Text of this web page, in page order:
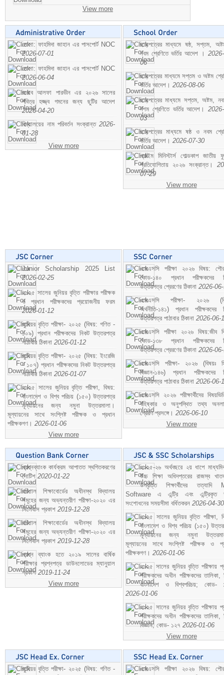
View more
মোসা: ফাহমিদা জাহান এর পাসপোর্ট NOC
2026-07-01
মোসা: ফাহমিদা জাহান এর পাসপোর্ট NOC
2026-06-04
জনাব আলফা পারভীন এর ২০২৬ সালের
পবিত্র হজ্জ্ব গমনের জন্য ছুটির আদেশ
2026-04-20
বিদ্যালয়ের নাম পরিবর্তন সংক্রান্ত 2026-
01-28
View more
ছাড়পত্রের মাধ্যমে ষষ্ঠ, সপ্তম,
নবম শ্রেণিতে ভর্তির আদেশ ।
06
ছাড়পত্রের মাধ্যমে সপ্তম ও অষ্টম
ভর্তির আদেশ। 2026-08-06
ছাড়পত্রের মাধ্যমে সপ্তম, অষ্টম,
দশম শ্রেণিতে ভর্তির আদেশ।
03
ছাড়পত্রের মাধ্যমে ষষ্ঠ ও নবম
ভর্তির আদেশ। 2026-07-30
প্রাইম মিনিস্টার্স গোল্ডকাপ জাতীয়
প্রতিযোগিতায় ২০২৬ সংক্রান্ত।
07-29
View more
Junior Scholarship 2025 List
2026-02-25
২০২৫ সালের জুনিয়র বৃত্তি পরীক্ষার পরীক্ষক
ও প্রধান পরীক্ষকদের প্রয়োজনীয় ফরম
2026-01-12
জুনিয়র বৃত্তি পরীক্ষা- ২০২৫ (বিষয়: গণিত -
১০৯) প্রধান পরীক্ষকদের নিকট উত্তরপত্র
পাঠাবার ঠিকানা 2026-01-12
জুনিয়র বৃত্তি পরীক্ষা- ২০২৫ (বিষয়: ইংরেজি
- ১০৭) প্রধান পরীক্ষকদের নিকট উত্তরপত্র
পাঠাবার ঠিকানা 2026-01-07
২০২৫ সালের জুনিয়র বৃত্তি পরীক্ষা, বিষয়:
বাংলাদেশ ও বিশ্ব পরিচয় (১৫০) উত্তরপত্র
মূল্যায়নের জন্য নমুনা উত্তরমালা।
মূল্যায়নের সাথে সংশ্লিষ্ট পরীক্ষক ও প্রধান
পরীক্ষকগণ। 2026-01-06
View more
এসএসসি পরীক্ষা ২০২৬ বিষয়:
কোড-১৪০ প্রধান পরীক্ষকদের
উত্তরপত্র প্রেরণের ঠিকানা 2026-
এসএসসি পরীক্ষা- ২০২৬
অর্থনীতি-১৪১) প্রধান পরীক্ষকদের
উত্তরপত্র পাঠাবার ঠিকানা 2026-06-
এসএসসি পরীক্ষা ২০২৬ বিষয়:জীব
কোড-১৩৮ প্রধান পরীক্ষকদের
উত্তরপত্র প্রেরণের ঠিকানা 2026-
এসএসসি পরীক্ষা- ২০২৬ (বিষয়ঃ
বিজ্ঞান-১৪৬) প্রধান পরীক্ষকদের
উত্তরপত্র পাঠাবার ঠিকানা 2026-06-
এসএসসি ২০২৬ পরীক্ষার্থীদের
বহিষ্কার ও অনুপস্থিত তথ্য
প্রেরণ প্রসঙ্গে। 2026-06-10
View more
প্রশ্নব্যাংক কার্যক্রম আপাতত স্থগিতকরণের
নোটিশ 2020-01-22
বরিশাল শিক্ষাবোর্ডের অধীনস্থ বিদ্যালয়
সমূহের জন্য অভ্যন্তরীণ পরীক্ষা-২০২০ এর
সিলেবাস প্রকাশ 2019-12-28
বরিশাল শিক্ষাবোর্ডের অধীনস্থ বিদ্যালয়
সমূহের জন্য অভ্যন্তরীণ পরীক্ষা-২০২০ এর
সিলেবাস প্রকাশ 2019-12-28
প্রশ্ন ব্যাংক হতে ২০১৯ সালের বার্ষিক
পরীক্ষার প্রশ্নপত্র ডাউনলোডের ম্যানুয়াল
প্রকাশ 2019-11-24
View more
২০২৫-২৬ অর্থবছরে ২য় ধাপে
উচ্চ শিক্ষা অধিদপ্তরের রাজস্ব
উপবৃত্তি শিক্ষার্থীদের তত্যাদি
Software এ এন্ট্রি এবং এন্ট্রিকৃত
সংশোধনের সময়সীমা বর্ধিতকরন 2026-04-30
২০২৫ সালের জুনিয়র বৃত্তি পরীক্ষা,
বাংলাদেশ ও বিশ্ব পরিচয় (১৫০)
মূল্যায়নের জন্য নমুনা
মূল্যায়নের সাথে সংশ্লিষ্ট পরীক্ষক ও
পরীক্ষকগণ। 2026-01-06
২০২৫ সালের জুনিয়র বৃত্তি পরীক্ষায়
পরীক্ষকদের অধীন পরীক্ষকদের তালিকা,
বাংলাদেশ ও বিশ্বপরিচয়; কোড-
2026-01-06
২০২৫ সালের জুনিয়র বৃত্তি পরীক্ষায়
পরীক্ষকদের অধীন পরীক্ষকদের তালিকা,
বিজ্ঞান; কোড- ১২৭ 2026-01-06
View more
জুনিয়র বৃত্তি পরীক্ষা- ২০২৫ (বিষয়: গণিত -
এসএসসি পরীক্ষা ২০২৬ বিষয়: